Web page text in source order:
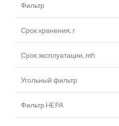
Фильтр
Срок хранения, г
Срок эксплуатации, mh
Угольный фильтр
Фильтр HEPA